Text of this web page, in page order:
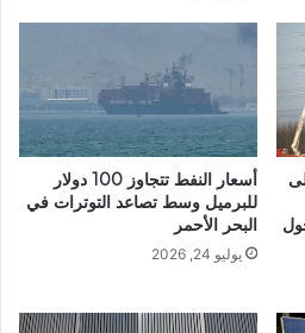
أسعار النفط تتجاوز 100 دولار
للبرميل وسط تصاعد التوترات في
البحر الأحمر
يوليو 24, 2026